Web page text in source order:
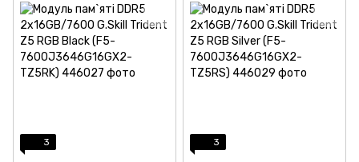
3 3